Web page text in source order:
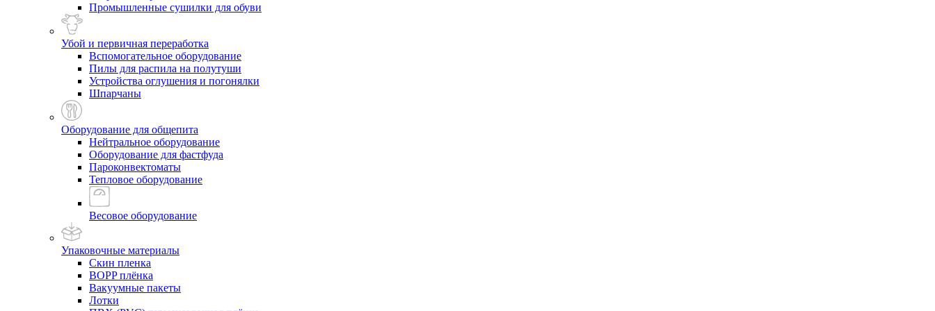
Промышленные сушилки для обуви
Убой и первичная переработка
Вспомогательное оборудование
Пилы для распила на полутуши
Устройства оглушения и погонялки
Шпарчаны
Оборудование для общепита
Нейтральное оборудование
Оборудование для фастфуда
Пароконвектоматы
Тепловое оборудование
Весовое оборудование
Упаковочные материалы
Скин пленка
BOPP плёнка
Вакуумные пакеты
Лотки